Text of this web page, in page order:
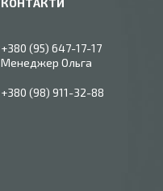
+380 (95) 647-17-17
Менеджер Ольга
+380 (98) 911-32-88